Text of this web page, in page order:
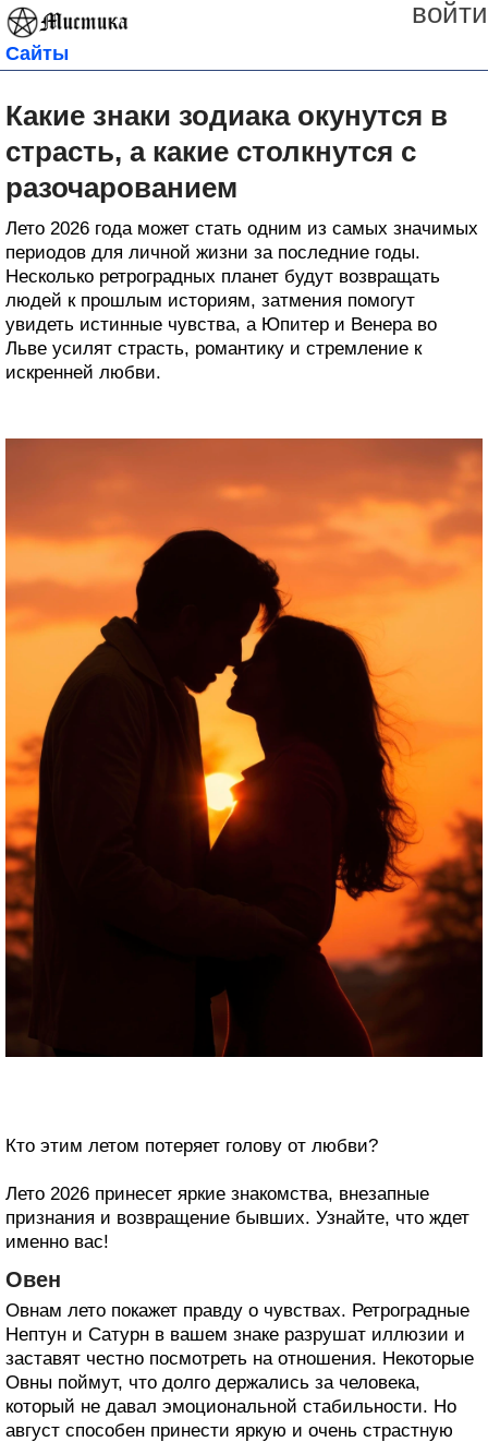
войти
Сайты
Какие знаки зодиака окунутся в
страсть, а какие столкнутся с
разочарованием
Лето 2026 года может стать одним из самых значимых
периодов для личной жизни за последние годы.
Несколько ретроградных планет будут возвращать
людей к прошлым историям, затмения помогут
увидеть истинные чувства, а Юпитер и Венера во
Льве усилят страсть, романтику и стремление к
искренней любви.
Кто этим летом потеряет голову от любви?
Лето 2026 принесет яркие знакомства, внезапные
признания и возвращение бывших. Узнайте, что ждет
именно вас!
Овен
Овнам лето покажет правду о чувствах. Ретроградные
Нептун и Сатурн в вашем знаке разрушат иллюзии и
заставят честно посмотреть на отношения. Некоторые
Овны поймут, что долго держались за человека,
который не давал эмоциональной стабильности. Но
август способен принести яркую и очень страстную